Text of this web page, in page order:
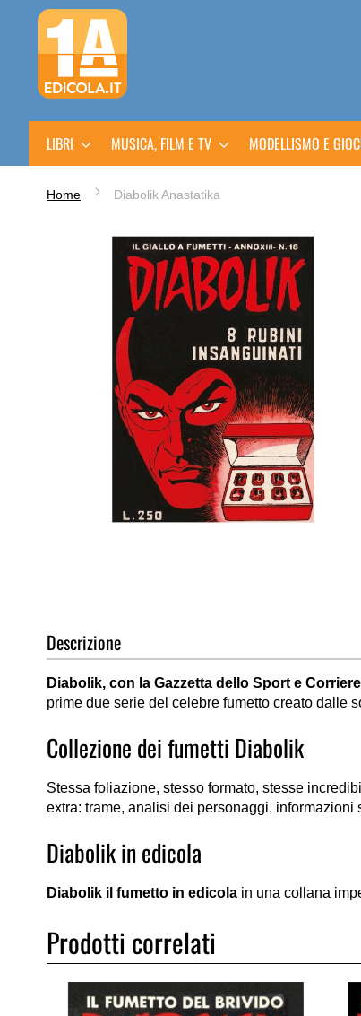
Salta
al
contenuto
LIBRI MUSICA, FILM E TV MODELLISMO E
Home Diabolik Anastatika
di
immagini
Descrizione
Diabolik, con la Gazzetta dello Sport e
prime due serie del celebre fumetto creato dalle
Collezione dei fumetti Diabolik
Stessa foliazione, stesso formato, stesse
extra: trame, analisi dei personaggi,
Diabolik in edicola
Diabolik il fumetto in edicola in una collana
Prodotti correlati